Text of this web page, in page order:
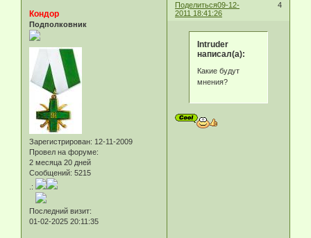
Поделиться 4
09-12-
2011 18:41:26
Кондор
Подполковник
Зарегистрирован: 12-11-2009
Провел на форуме:
2 месяца 20 дней
Сообщений: 5215
.:
Последний визит:
01-02-2025 20:11:35
Intruder
написал(а):
Какие будут
мнения?